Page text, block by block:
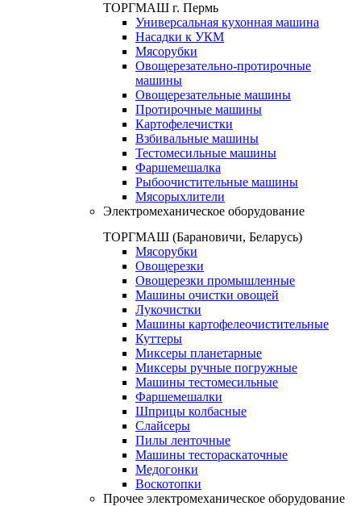
ТОРГМАШ г. Пермь
Универсальная кухонная машина
Насадки к УКМ
Мясорубки
Овощерезательно-протирочные
машины
Овощерезательные машины
Протирочные машины
Картофелечистки
Взбивальные машины
Тестомесильные машины
Фаршемешалка
Рыбоочистительные машины
Мясорыхлители
Электромеханическое оборудование
ТОРГМАШ (Барановичи, Беларусь)
Мясорубки
Овощерезки
Овощерезки промышленные
Машины очистки овощей
Лукочистки
Машины картофелеочистительные
Куттеры
Миксеры планетарные
Миксеры ручные погружные
Машины тестомесильные
Фаршемешалки
Шприцы колбасные
Слайсеры
Пилы ленточные
Машины тестораскаточные
Медогонки
Воскотопки
Прочее электромеханическое оборудование